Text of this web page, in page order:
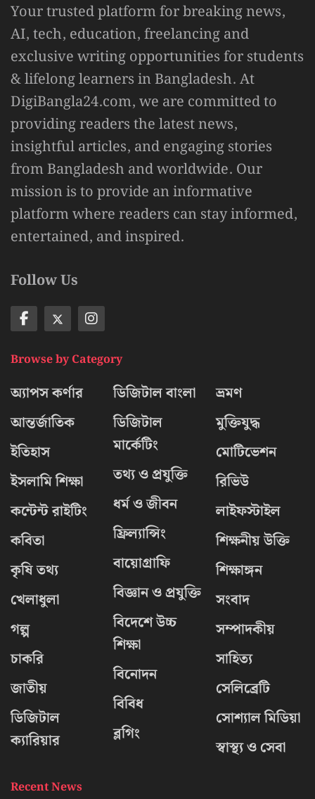
Your trusted platform for breaking news,
AI, tech, education, freelancing and
exclusive writing opportunities for students
& lifelong learners in Bangladesh. At
DigiBangla24.com, we are committed to
providing readers the latest news,
insightful articles, and engaging stories
from Bangladesh and worldwide. Our
mission is to provide an informative
platform where readers can stay informed,
entertained, and inspired.
Follow Us
Browse by Category
অ্যাপস কর্ণার
আন্তর্জাতিক
ইতিহাস
ইসলামি শিক্ষা
কন্টেন্ট রাইটিং
কবিতা
কৃষি তথ্য
খেলাধুলা
গল্প
চাকরি
জাতীয়
ডিজিটাল
ক্যারিয়ার
ডিজিটাল বাংলা
ডিজিটাল
মার্কেটিং
তথ্য ও প্রযুক্তি
ধর্ম ও জীবন
ফ্রিল্যান্সিং
বায়োগ্রাফি
বিজ্ঞান ও প্রযুক্তি
বিদেশে উচ্চ
শিক্ষা
বিনোদন
বিবিধ
ব্লগিং
ভ্রমণ
মুক্তিযুদ্ধ
মোটিভেশন
রিভিউ
লাইফস্টাইল
শিক্ষনীয় উক্তি
শিক্ষাঙ্গন
সংবাদ
সম্পাদকীয়
সাহিত্য
সেলিব্রেটি
সোশ্যাল মিডিয়া
স্বাস্থ্য ও সেবা
Recent News